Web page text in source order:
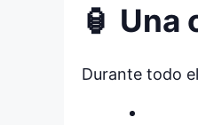
🏮
Durante todo